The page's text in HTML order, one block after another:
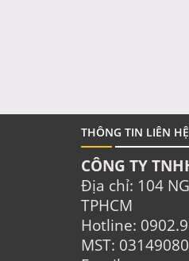
THÔNG TIN LIÊN HỆ
CÔNG TY
Địa chỉ: 104
TPHCM
Hotline:
MST: